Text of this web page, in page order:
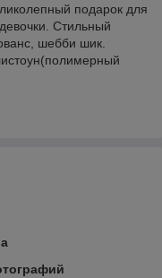
подарок для
Стильный
шебби шик.